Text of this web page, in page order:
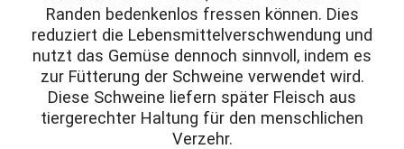
Randen bedenkenlos fressen können. Dies
reduziert die Lebensmittelverschwendung und
nutzt das Gemüse dennoch sinnvoll, indem es
zur Fütterung der Schweine verwendet wird.
Diese Schweine liefern später Fleisch aus
tiergerechter Haltung für den menschlichen
Verzehr.